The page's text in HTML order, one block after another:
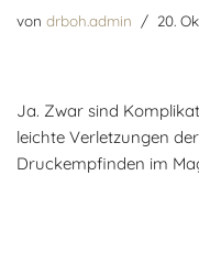
von drboh.admin 20.
Ja. Zwar sind
leichte Verletzungen
Druckempfinden im